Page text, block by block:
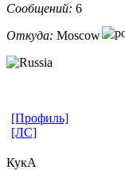
Сообщений: 6
Откуда: Moscow
[Профиль]
[ЛС]
КукА